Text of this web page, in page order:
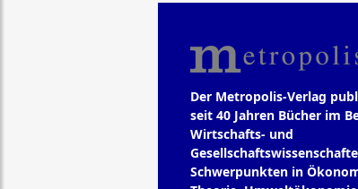
Der Metropolis-Verlag
seit 40 Jahren Bücher im
Wirtschafts- und
Schwerpunkten in